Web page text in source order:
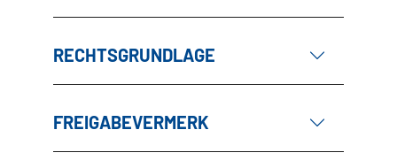
RECHTSGRUNDLAGE
FREIGABEVERMERK